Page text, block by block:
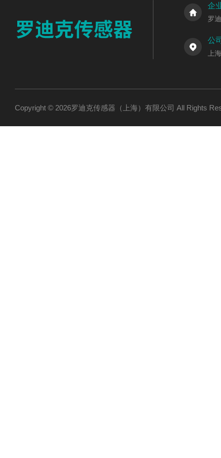
企
罗
公
上
Copyright © 2026罗迪克传感器（上海）有限公司 All Rights